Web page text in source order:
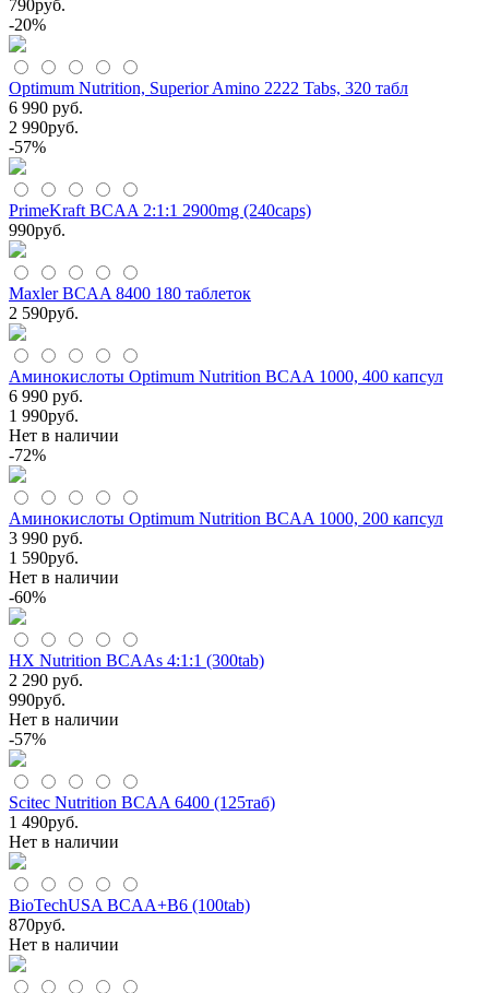
790руб.
-20%
Optimum Nutrition, Superior Amino 2222 Tabs, 320 табл
6 990 руб.
2 990руб.
-57%
PrimeKraft BCAA 2:1:1 2900mg (240caps)
990руб.
Maxler BCAA 8400 180 таблеток
2 590руб.
Аминокислоты Optimum Nutrition BCAA 1000, 400 капсул
6 990 руб.
1 990руб.
Нет в наличии
-72%
Аминокислоты Optimum Nutrition BCAA 1000, 200 капсул
3 990 руб.
1 590руб.
Нет в наличии
-60%
HX Nutrition BCAAs 4:1:1 (300tab)
2 290 руб.
990руб.
Нет в наличии
-57%
Scitec Nutrition BCAA 6400 (125таб)
1 490руб.
Нет в наличии
BioTechUSA BCAA+B6 (100tab)
870руб.
Нет в наличии